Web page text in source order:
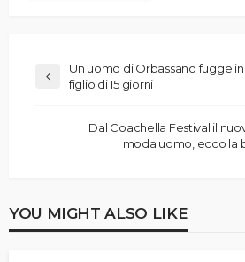
Un uomo di Orbassano fugge
figlio di 15 giorni
Dal Coachella Festival il
moda uomo, ecco la
YOU MIGHT ALSO LIKE